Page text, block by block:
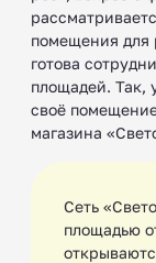
помещения для
готова
площадей. Так,
своё
магазина
Сеть
площадью